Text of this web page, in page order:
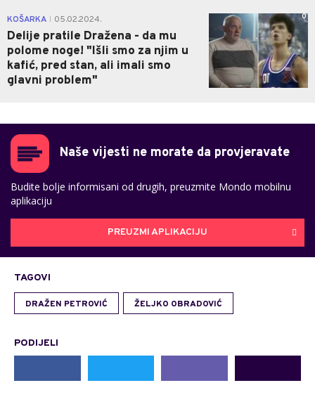
KOŠARKA 05.02.2024.
Delije pratile Dražena - da mu
polome noge! "Išli smo za njim u
kafić, pred stan, ali imali smo
glavni problem"
0
Naše vijesti ne morate da provjeravate
Budite bolje informisani od drugih, preuzmite Mondo mobilnu
aplikaciju
PREUZMI APLIKACIJU
TAGOVI
DRAŽEN PETROVIĆ ŽELJKO OBRADOVIĆ
PODIJELI